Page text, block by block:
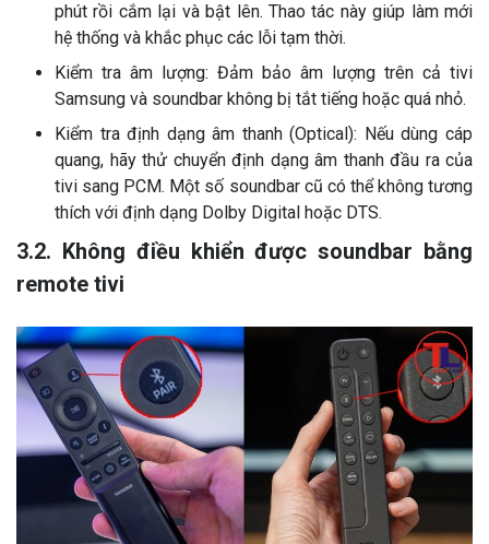
phút rồi cắm lại và bật lên. Thao tác này giúp làm mới
hệ thống và khắc phục các lỗi tạm thời.
Kiểm tra âm lượng: Đảm bảo âm lượng trên cả tivi
Samsung và soundbar không bị tắt tiếng hoặc quá nhỏ.
Kiểm tra định dạng âm thanh (Optical): Nếu dùng cáp
quang, hãy thử chuyển định dạng âm thanh đầu ra của
tivi sang PCM. Một số soundbar cũ có thể không tương
thích với định dạng Dolby Digital hoặc DTS.
3.2. Không điều khiển được soundbar bằng
remote tivi